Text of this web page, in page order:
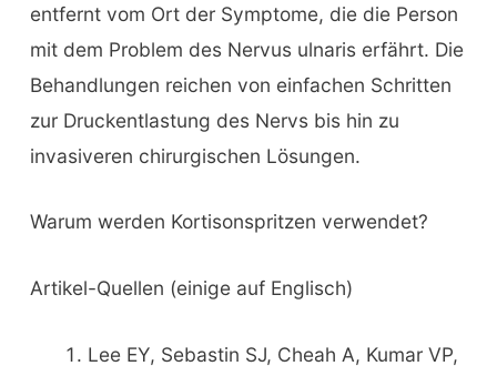
entfernt vom Ort der Symptome, die die Person
mit dem Problem des Nervus ulnaris erfährt. Die
Behandlungen reichen von einfachen Schritten
zur Druckentlastung des Nervs bis hin zu
invasiveren chirurgischen Lösungen.
Warum werden Kortisonspritzen verwendet?
Artikel-Quellen (einige auf Englisch)
Lee EY, Sebastin SJ, Cheah A, Kumar VP,